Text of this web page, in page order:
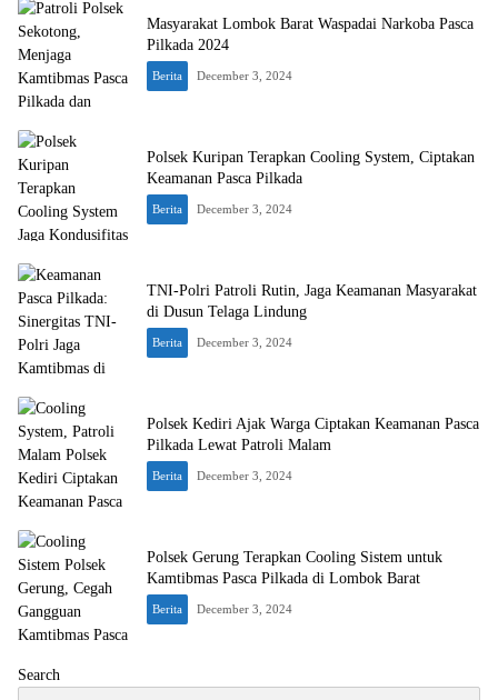
Masyarakat Lombok Barat Waspadai Narkoba Pasca
Pilkada 2024
Berita December 3, 2024
Polsek Kuripan Terapkan Cooling System, Ciptakan
Keamanan Pasca Pilkada
Berita December 3, 2024
TNI-Polri Patroli Rutin, Jaga Keamanan Masyarakat
di Dusun Telaga Lindung
Berita December 3, 2024
Polsek Kediri Ajak Warga Ciptakan Keamanan Pasca
Pilkada Lewat Patroli Malam
Berita December 3, 2024
Polsek Gerung Terapkan Cooling Sistem untuk
Kamtibmas Pasca Pilkada di Lombok Barat
Berita December 3, 2024
Search